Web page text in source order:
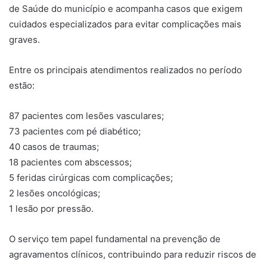
de Saúde do município e acompanha casos que exigem
cuidados especializados para evitar complicações mais
graves.
Entre os principais atendimentos realizados no período
estão:
87 pacientes com lesões vasculares;
73 pacientes com pé diabético;
40 casos de traumas;
18 pacientes com abscessos;
5 feridas cirúrgicas com complicações;
2 lesões oncológicas;
1 lesão por pressão.
O serviço tem papel fundamental na prevenção de
agravamentos clínicos, contribuindo para reduzir riscos de